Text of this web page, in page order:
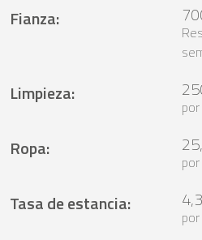
Fianza:
Limpieza:
Ropa:
Tasa de estancia: